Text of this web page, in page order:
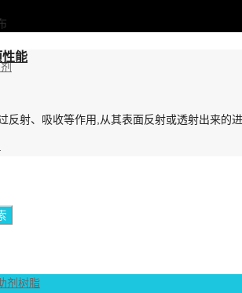
能
反射、吸收等作用,从其表面反射或透射出来的
剂树脂